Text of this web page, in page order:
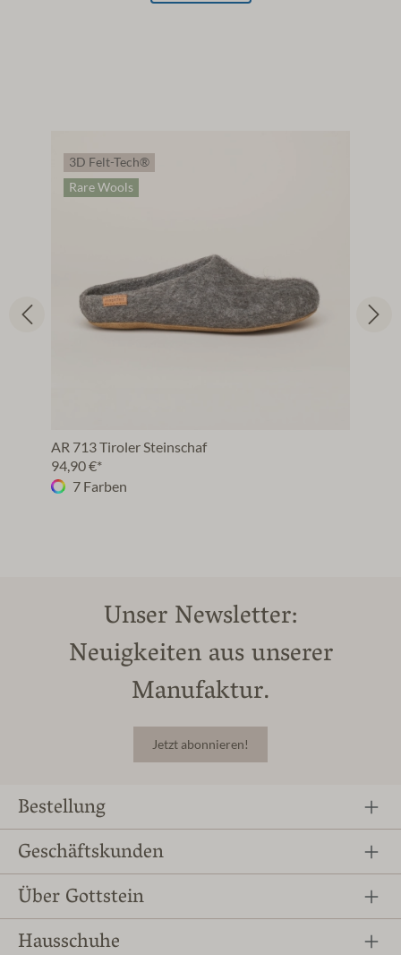
3D Felt-Tech®
Rare Wools
AR 713 Tiroler Steinschaf
94,90 €*
7 Farben
Unser Newsletter:
Neuigkeiten aus unserer
Manufaktur.
Jetzt abonnieren!
Bestellung
Geschäftskunden
Über Gottstein
Hausschuhe